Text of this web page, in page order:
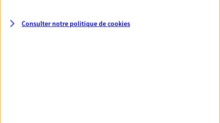
garanties incapacité temporaire totale de travail,
Consulter notre politique decookies